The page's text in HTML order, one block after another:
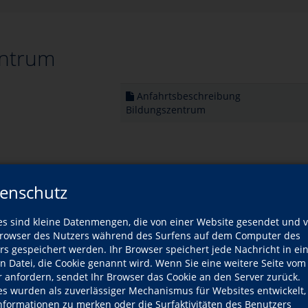
sind kleine Datenmengen, die von einer Website gesendet und
des Nutzers während des Surfens auf dem Computer des
gespeichert werden. Ihr Browser speichert jede Nachricht in
Datei, die Cookie genannt wird. Wenn Sie eine weitere Seite vom
anfordern, sendet Ihr Browser das Cookie an den Server zurück.
wurden als zuverlässiger Mechanismus für Websites
zu merken oder die Surfaktivitäten des Benutzers
Anfahrtsbeschreibung
Bildungszentrum
Hier klicken, um Kartenansicht zu aktivieren.
von Google-Maps können Sie unserer